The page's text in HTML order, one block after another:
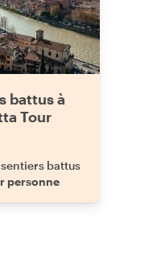
battus à
Tour
battus
personne